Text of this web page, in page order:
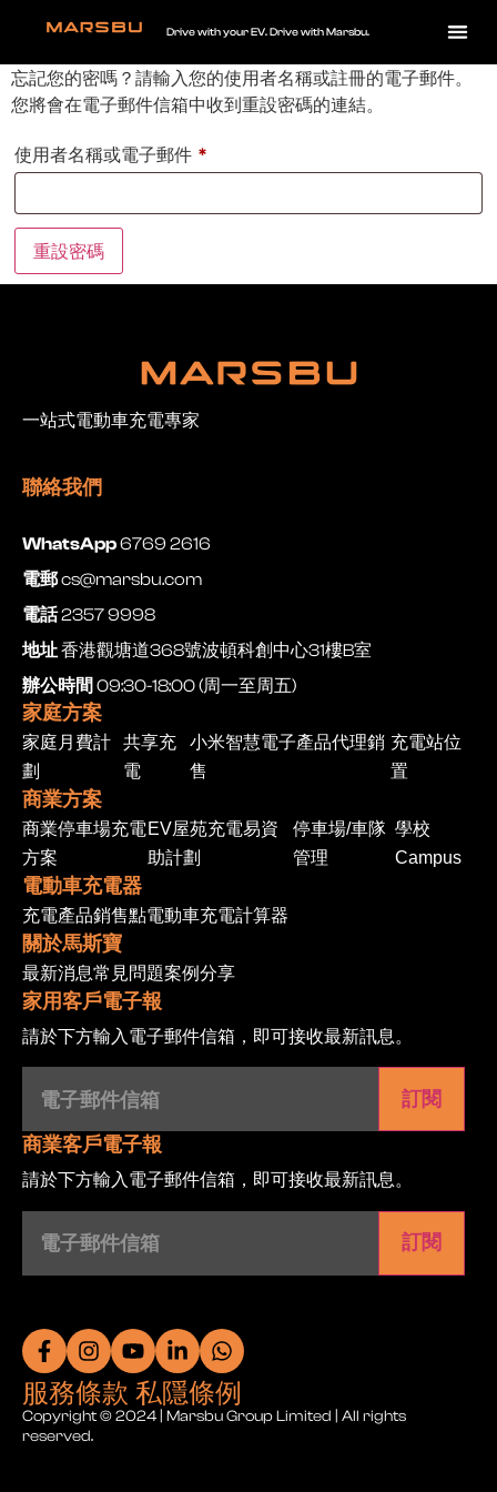
Drive with your EV. Drive with Marsbu.
忘記您的密嗎？請輸入您的使用者名稱或註冊的電子郵件。
您將會在電子郵件信箱中收到重設密碼的連結。
使用者名稱或電子郵件 *
重設密碼
一站式電動車充電專家
聯絡我們
WhatsApp6769 2616
電郵cs@marsbu.com
電話2357 9998
地址香港觀塘道368號波頓科創中心31樓B室
辦公時間 09:30-18:00 (周一至周五)
家庭方案
家庭月費計
劃
共享充
電
小米智慧電子產品代理銷
售
充電站位
置
商業方案
商業停車場充電
方案
EV屋苑充電易資
助計劃
停車場/車隊
管理
學校
Campus
電動車充電器
充電產品銷售點電動車充電計算器
關於馬斯寶
最新消息常見問題案例分享
家用客戶電子報
請於下方輸入電子郵件信箱，即可接收最新訊息。
件
信
(Required)
商業客戶電子報
請於下方輸入電子郵件信箱，即可接收最新訊息。
電
件
(Required)
服務條款 私隱條例
Copyright © 2024 | Marsbu Group Limited | All rights
reserved.